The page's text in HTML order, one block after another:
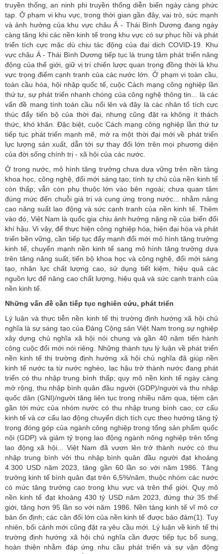
truyền thống, an ninh phi truyền thống diễn biến ngày càng phức
tạp. Ở phạm vi khu vực, trong thời gian gần đây, vai trò, sức mạnh
và ảnh hưởng của khu vực châu Á - Thái Bình Dương đang ngày
càng tăng khi các nền kinh tế trong khu vực có sự phục hồi và phát
triển tích cực mặc dù chịu tác động của đại dịch COVID-19. Khu
vực châu Á - Thái Bình Dương tiếp tục là trung tâm phát triển năng
động của thế giới, giữ vị trí chiến lược quan trọng đồng thời là khu
vực trọng điểm cạnh tranh của các nước lớn. Ở phạm vi toàn cầu,
toàn cầu hóa, hội nhập quốc tế, cuộc Cách mạng công nghiệp lần
thứ tư, sự phát triển nhanh chóng của công nghệ thông tin... là các
vấn đề mang tính toàn cầu nổi lên và đây là các nhân tố tích cực
thúc đẩy tiến bộ của thời đại, nhưng cũng đặt ra không ít thách
thức, khó khăn. Đặc biệt, cuộc Cách mạng công nghiệp lần thứ tư
tiếp tục phát triển mạnh mẽ, mở ra một thời đại mới về phát triển
lực lượng sản xuất, dẫn tới sự thay đổi lớn trên mọi phương diện
của đời sống chính trị - xã hội của các nước.
Ở trong nước, mô hình tăng trưởng chưa dựa vững trên nền tảng
khoa học, công nghệ, đổi mới sáng tạo; tính tự chủ của nền kinh tế
còn thấp; vẫn còn phụ thuộc lớn vào bên ngoài; chưa quan tâm
đúng mức đến chuỗi giá trị và cung ứng trong nước... nhằm nâng
cao năng suất lao động và sức cạnh tranh của nền kinh tế. Thêm
vào đó, Việt Nam là quốc gia chịu ảnh hưởng nặng nề của biến đổi
khí hậu. Vì vậy, để thực hiện công nghiệp hóa, hiện đại hóa và phát
triển bền vững, cần tiếp tục đẩy mạnh đổi mới mô hình tăng trưởng
kinh tế, chuyển mạnh nền kinh tế sang mô hình tăng trưởng dựa
trên tăng năng suất, tiến bộ khoa học và công nghệ, đổi mới sáng
tạo, nhân lực chất lượng cao, sử dụng tiết kiệm, hiệu quả các
nguồn lực để nâng cao chất lượng, hiệu quả và sức cạnh tranh của
nền kinh tế.
Những vấn đề cần tiếp tục nghiên cứu, phát triển
Lý luận và thực tiễn nền kinh tế thị trường định hướng xã hội chủ
nghĩa là sự sáng tạo của Đảng Cộng sản Việt Nam trong sự nghiệp
xây dựng chủ nghĩa xã hội nói chung và gần 40 năm tiến hành
công cuộc đổi mới nói riêng. Những thành tựu lý luận về phát triển
nền kinh tế thị trường định hướng xã hội chủ nghĩa đã giúp nền
kinh tế nước ta từ nước nghèo, lạc hậu trở thành nước đang phát
triển có thu nhập trung bình thấp; quy mô nền kinh tế ngày càng
mở rộng, thu nhập bình quân đầu người (GDP)/người và thu nhập
quốc dân (GNI)/người tăng liên tục trong nhiều năm qua, tiệm cận
gần tới mức của nhóm nước có thu nhập trung bình cao; cơ cấu
kinh tế và cơ cấu lao động chuyển dịch tích cực theo hướng tăng tỷ
trọng đóng góp của ngành công nghiệp trong tổng sản phẩm quốc
nội (GDP) và giảm tỷ trọng lao động ngành nông nghiệp trên tổng
lao động xã hội... Việt Nam đã vươn lên trở thành nước có thu
nhập trung bình với thu nhập bình quân đầu người đạt khoảng
4.300 USD năm 2023, tăng gần 60 lần so với năm 1986. Tăng
trưởng kinh tế bình quân đạt trên 6,5%/năm, thuộc nhóm các nước
có mức tăng trưởng cao trong khu vực và trên thế giới. Quy mô
nền kinh tế đạt khoảng 430 tỷ USD năm 2023, đứng thứ 35 thế
giới, tăng hơn 95 lần so với năm 1986. Nền tảng kinh tế vĩ mô cơ
bản ổn định; các cân đối lớn của nền kinh tế được bảo đảm(1). Tuy
nhiên, bối cảnh mới cũng đặt ra yêu cầu mới. Lý luận về kinh tế thị
trường định hướng xã hội chủ nghĩa cần được tiếp tục bổ sung,
hoàn thiện nhằm đáp ứng nhu cầu phát triển và sự vận động